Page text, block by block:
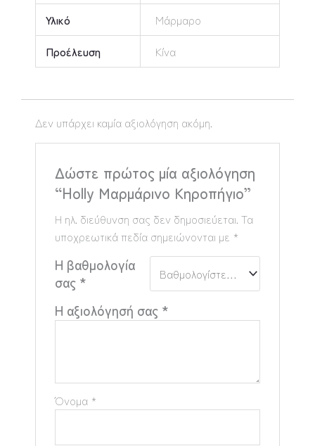
Υλικό
Μάρμαρο
Προέλευση
Κίνα
Δεν υπάρχει καμία αξιολόγηση ακόμη.
Δώστε πρώτος μία αξιολόγηση
“Holly Μαρμάρινο Κηροπήγιο”
Η ηλ. διεύθυνση σας δεν δημοσιεύεται. Τα
υποχρεωτικά πεδία σημειώνονται με *
Η βαθμολογία
σας *
Η αξιολόγησή σας *
Όνομα *